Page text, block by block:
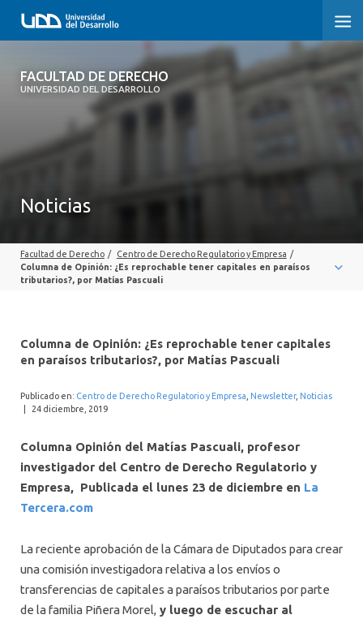
FACULTAD DE DERECHO
UNIVERSIDAD DEL DESARROLLO
FACULTAD DE DERECHO
SOBRE LA FACULTAD
PROFESORES
INTERNACIONAL
Noticias
Facultad de Derecho / Centro de Derecho Regulatorio y Empresa /
Columna de Opinión: ¿Es reprochable tener capitales en paraísos
tributarios?, por Matías Pascuali
Columna de Opinión: ¿Es reprochable tener capitales
en paraísos tributarios?, por Matías Pascuali
Publicado en: Centro de Derecho Regulatorio y Empresa Newsletter, Noticias
24 diciembre, 2019
Columna Opinión del Matías Pascuali, profesor
investigador del Centro de Derecho Regulatorio y
Empresa, Publicada el lunes 23 de diciembre en La
Tercera.com
La reciente aprobación de la Cámara de Diputados para crear
una comisión investigadora relativa a los envíos o
transferencias de capitales a paraísos tributarios por parte
de la familia Piñera Morel, y luego de escuchar al